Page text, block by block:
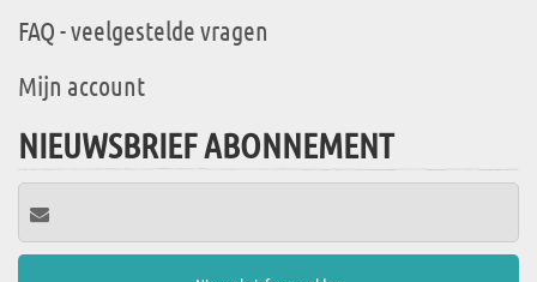
FAQ - veelgestelde vragen
Mijn account
NIEUWSBRIEF ABONNEMENT